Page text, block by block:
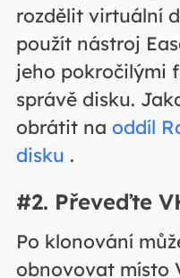
rozdělit virtuální
použít nástroj
jeho pokročilými
správě disku.
obrátit na oddíl
disku .
#2. Převeďte
Po klonování
obnovovat místo